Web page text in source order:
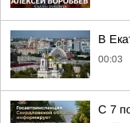
В
00:03
С 7